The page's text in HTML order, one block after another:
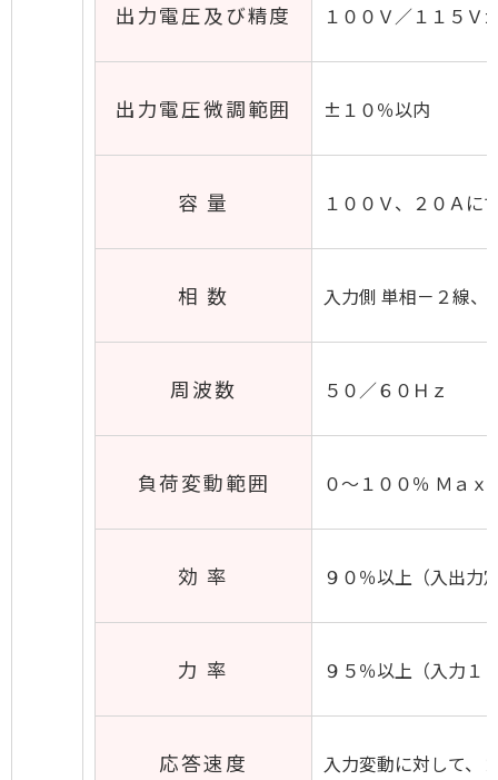
出力電圧及び精度 １００Ｖ／１１５Ｖ
出力電圧微調範囲 ±１０％以内
容 量 １００Ｖ、２０Ａに
相 数 入力側 単相－２線、
周波数 ５０／６０Ｈｚ
負荷変動範囲 ０～１００％ Ｍａｘ
効 率 ９０％以上（入出力
力 率 ９５％以上（入力１
応答速度 入力変動に対して、